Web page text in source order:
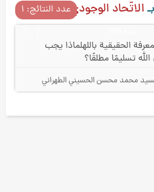
الاتّحاد الوجوديّ عدد النتائج: ۱
الحقيقية باللهلماذا يجب
الله تسليمًا مطلقًا؟
محمد محسن الحسيني الطهراني